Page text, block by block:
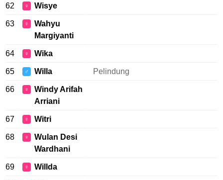
62 ♀ Wisye
63 ♀
Wahyu
Margiyanti
64 ♀ Wika
65 ♂ Willa Pelindung
66 ♀
Windy Arifah
Arriani
67 ♀ Witri
68 ♀
Wulan Desi
Wardhani
69 ♀ Willda